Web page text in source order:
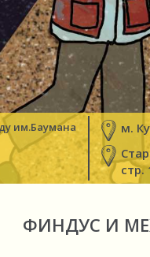
им.Баумана
м.
стр.
ФИНДУС И